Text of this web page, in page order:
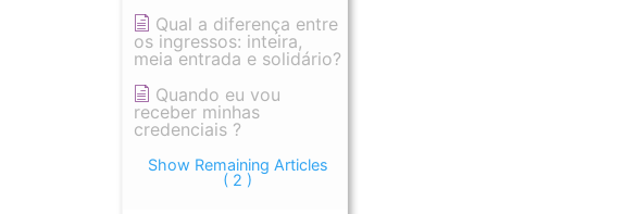
Qual a diferença entre
os ingressos: inteira,
meia entrada e solidário?
Quando eu vou
receber minhas
credenciais ?
Show Remaining Articles
( 2 )